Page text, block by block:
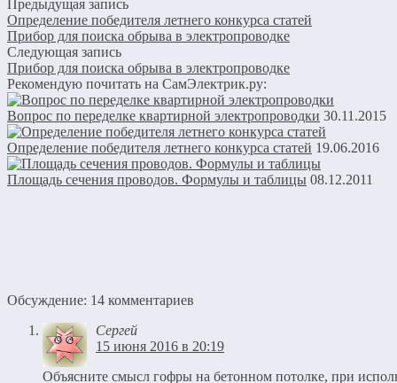
Определение победителя летнего конкурса статей
Предыдущая запись
Определение победителя летнего конкурса статей
Прибор для поиска обрыва в электропроводке
Следующая запись
Прибор для поиска обрыва в электропроводке
Рекомендую почитать на СамЭлектрик.ру:
Вопрос по переделке квартирной электропроводки 30.11.2015
Определение победителя летнего конкурса статей 19.06.2016
Обсуждение: 14 комментариев
Сергей